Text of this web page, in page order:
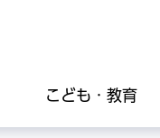
こども・教育